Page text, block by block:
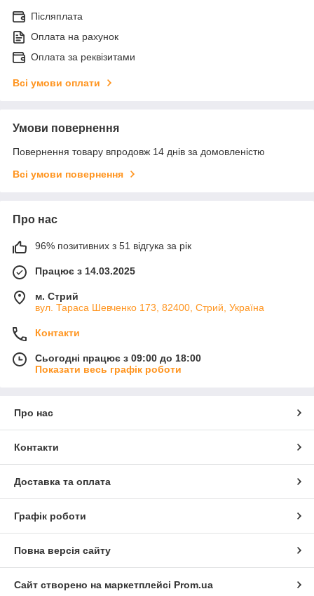
Післяплата
Оплата на рахунок
Оплата за реквізитами
Всі умови оплати
Умови повернення
Повернення товару впродовж 14 днів за домовленістю
Всі умови повернення
Про нас
96% позитивних з 51 відгука за рік
Працює з 14.03.2025
м. Стрий
вул. Тараса Шевченко 173, 82400, Стрий, Україна
Контакти
Сьогодні працює з 09:00 до 18:00
Показати весь графік роботи
Про нас
Контакти
Доставка та оплата
Графік роботи
Повна версія сайту
Сайт створено на маркетплейсі Prom.ua